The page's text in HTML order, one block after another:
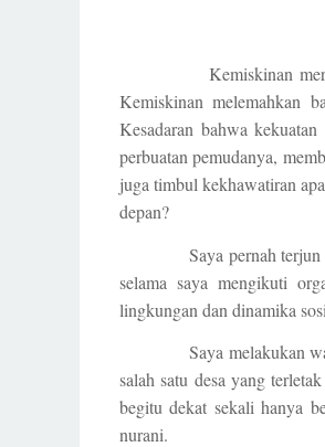
Kemiskinan merupakan
Kemiskinan melemahkan
Kesadaran bahwa
perbuatan pemudanya,
juga timbul kekhawatiran
depan?
Saya pernah terjun ke
selama saya mengikuti
lingkungan dan dinamika
Saya melakukan
salah satu desa yang
begitu dekat sekali hanya
nurani.